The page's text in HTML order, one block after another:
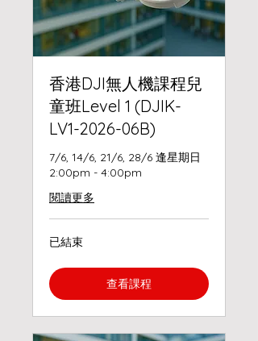
香港DJI無人機課程兒
童班Level 1 (DJIK-
LV1-2026-06B)
7/6, 14/6, 21/6, 28/6 逢星期日
2:00pm - 4:00pm
閱讀更多
已結束
查看課程